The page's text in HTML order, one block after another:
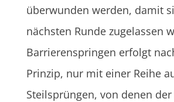
überwunden werden, damit
nächsten Runde zugelassen
Barrierenspringen erfolgt
Prinzip, nur mit einer Reihe
Steilsprüngen, von denen